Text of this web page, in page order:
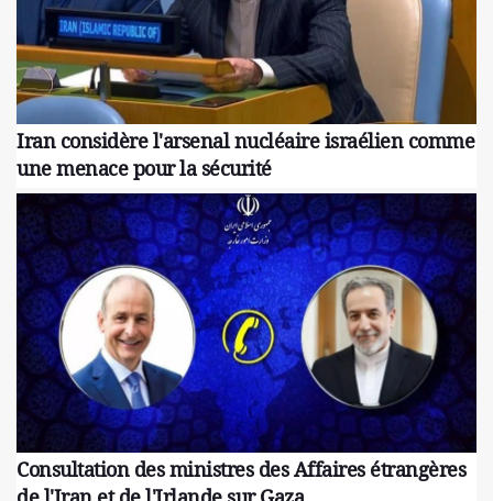
Iran considère l'arsenal nucléaire israélien comme
une menace pour la sécurité
Consultation des ministres des Affaires étrangères